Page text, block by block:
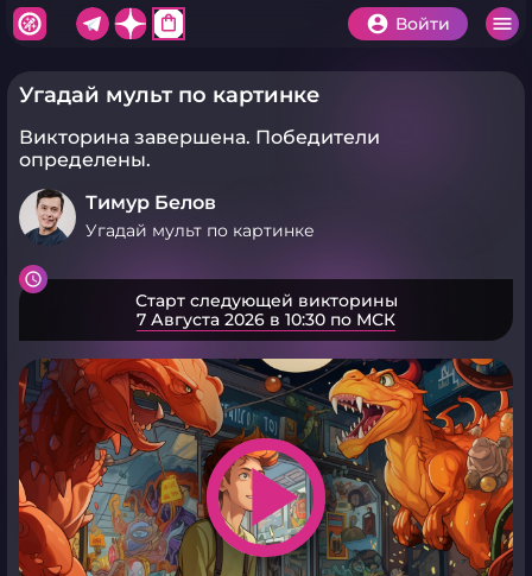
shopping_bag Войти
Угадай мульт по картинке
Викторина завершена. Победители
определены.
Тимур Белов
Угадай мульт по картинке
Старт следующей викторины
7 Августа 2026 в 10:30 по МСК
play_arrow